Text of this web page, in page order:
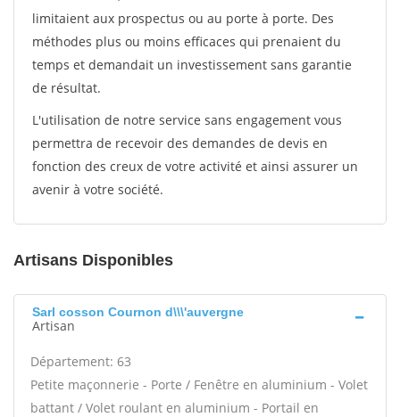
limitaient aux prospectus ou au porte à porte. Des
méthodes plus ou moins efficaces qui prenaient du
temps et demandait un investissement sans garantie
de résultat.
L'utilisation de notre service sans engagement vous
permettra de recevoir des demandes de devis en
fonction des creux de votre activité et ainsi assurer un
avenir à votre société.
Artisans Disponibles
Sarl cosson Cournon d\\\'auvergne
Artisan
Département: 63
Petite maçonnerie - Porte / Fenêtre en aluminium - Volet
battant / Volet roulant en aluminium - Portail en